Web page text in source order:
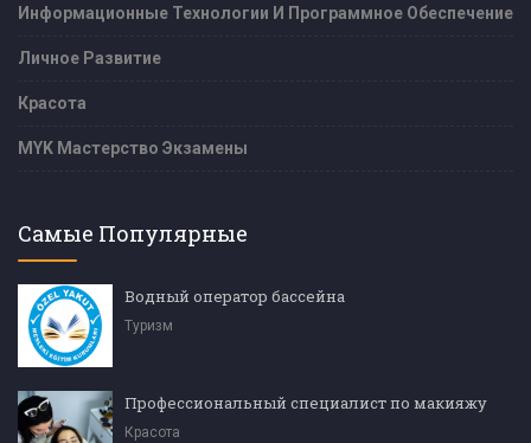
Информационные Технологии И Программное Обеспечение
Личное Развитие
Красота
MYK Мастерство Экзамены
Самые Популярные
Водный оператор бассейна
Туризм
Профессиональный специалист по макияжу
Красота